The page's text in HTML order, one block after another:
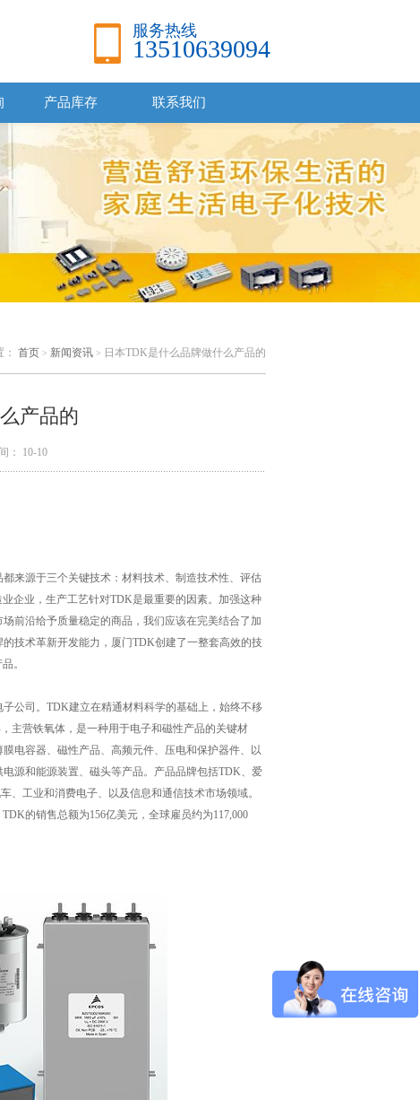
服务热线
13510639094
产品库存 联系我们
首页 > 新闻资讯 > 日本TDK是什么品牌做什么产品的
产品的
： 10-10
来源于三个关键技术：材料技术、制造技术性、评估
企业，生产工艺针对TDK是最重要的因素。加强这种
前沿给予质量稳定的商品，我们应该在完美结合了加
技术革新开发能力，厦门TDK创建了一整套高效的技
。
公司。TDK建立在精通材料科学的基础上，始终不移
主营铁氧体，是一种用于电子和磁性产品的关键材
电容器、磁性产品、高频元件、压电和保护器件、以
源和能源装置、磁头等产品。产品品牌包括TDK、爱
、工业和消费电子、以及信息和通信技术市场领域。
的销售总额为156亿美元，全球雇员约为117,000